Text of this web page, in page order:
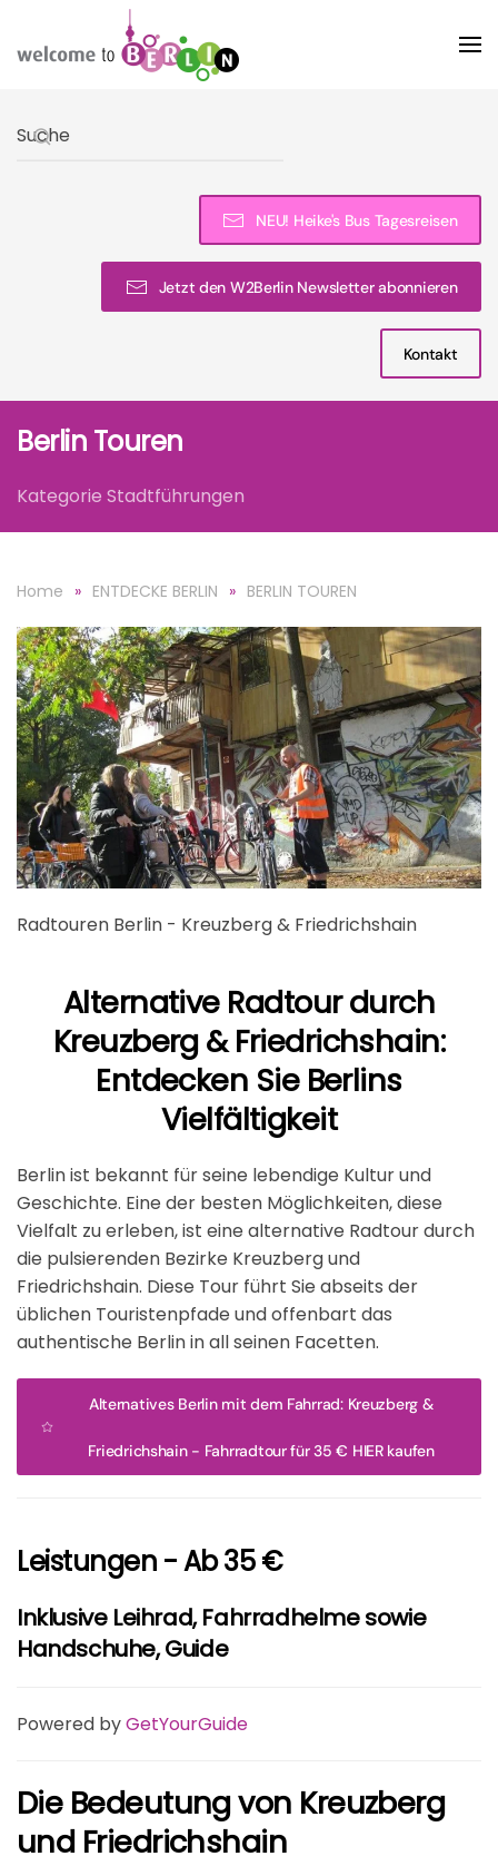
Skip to main content
NEU! Heike's Bus Tagesreisen
Jetzt den W2Berlin Newsletter abonnieren
Kontakt
Berlin Touren
Kategorie Stadtführungen
Home ENTDECKE BERLIN BERLIN TOUREN
Radtouren Berlin - Kreuzberg & Friedrichshain
Alternative Radtour durch
Kreuzberg & Friedrichshain:
Entdecken Sie Berlins
Vielfältigkeit
Berlin ist bekannt für seine lebendige Kultur und
Geschichte. Eine der besten Möglichkeiten, diese
Vielfalt zu erleben, ist eine alternative Radtour durch
die pulsierenden Bezirke Kreuzberg und
Friedrichshain. Diese Tour führt Sie abseits der
üblichen Touristenpfade und offenbart das
authentische Berlin in all seinen Facetten.
Alternatives Berlin mit dem Fahrrad: Kreuzberg &
Friedrichshain - Fahrradtour für 35 € HIER kaufen
Leistungen - Ab 35 €
Inklusive Leihrad, Fahrradhelme sowie
Handschuhe, Guide
Powered byGetYourGuide
Die Bedeutung von Kreuzberg
und Friedrichshain